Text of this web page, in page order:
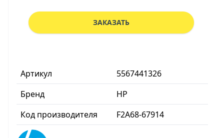
Артикул
5567441326
Бренд
HP
Код производителя
F2A68-67914
ЗАКАЗАТЬ